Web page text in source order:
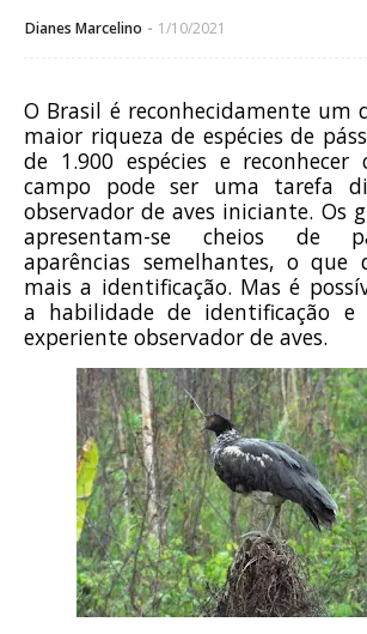
Dianes Marcelino 1/10/2021
O Brasil é reconhecidamente um
maior riqueza de espécies de
de 1.900 espécies e
campo pode ser uma tarefa
observador de aves iniciante. Os
apresentam-se cheios de
aparências semelhantes, o que
mais a identificação. Mas é
a habilidade de identificação
experiente observador de aves.